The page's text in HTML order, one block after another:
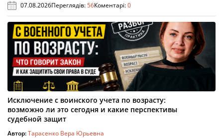
07.08.2026Переглядів:56Коментарі:0
Исключение с воинского учета по возрасту:
возможно ли это сегодня и какие перспективы
судебной защит
Автор:Тарасенко Вера Юрьевна